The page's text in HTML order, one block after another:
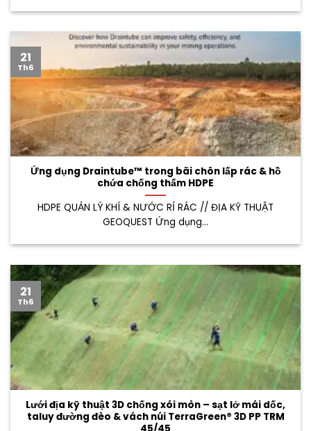
Ứng dụng Draintube™ trong bãi chôn lấp rác & hồ
chứa chống thấm HDPE
HDPE QUẢN LÝ KHÍ & NƯỚC RỈ RÁC // ĐỊA KỸ THUẬT
GEOQUEST Ứng dụng...
21
Th6
Lưới địa kỹ thuật 3D chống xói mòn – sạt lở mái dốc,
taluy đường đèo & vách núi TerraGreen® 3D PP TRM
45/45
21
Th6